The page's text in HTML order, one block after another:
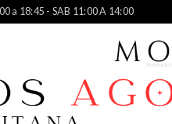
a 18:45 - SAB 11:00 A 14:00